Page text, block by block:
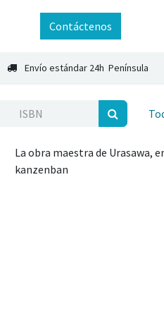
Contáctenos
Envío estándar 24h Península
La obra maestra de Urasawa,
kanzenban